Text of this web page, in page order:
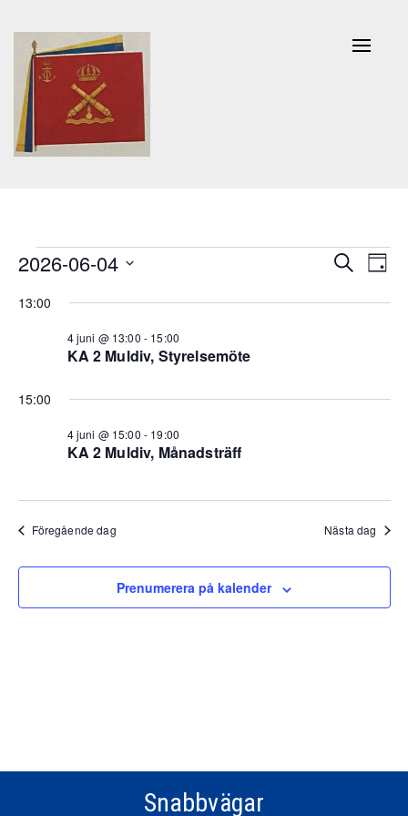
Evenemang
för
juni,
2026
Sök
Dag
2026-06-04
13:00
KA 2 Muldiv, Styrelsemöte
4 juni @ 13:00 - 15:00
15:00
KA 2 Muldiv, Månadsträff
4 juni @ 15:00 - 19:00
Föregående dag Nästa dag
Prenumerera på kalender
Snabbvägar